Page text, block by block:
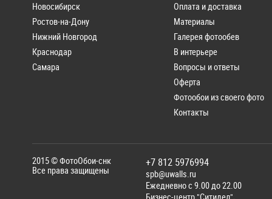
Новосибирск
Ростов-на-Дону
Нижний Новгород
Краснодар
Самара
Оплата и доставка
Материалы
Галерея фотообев
В интерьере
Вопросы и ответы
Оферта
Фотообои из своего фото
Контакты
2015 ©ФотоОбои-снк
Все права защищены
+7 812 5976994
spb@uwalls.ru
Ежедневно с 9.00 до 22.00